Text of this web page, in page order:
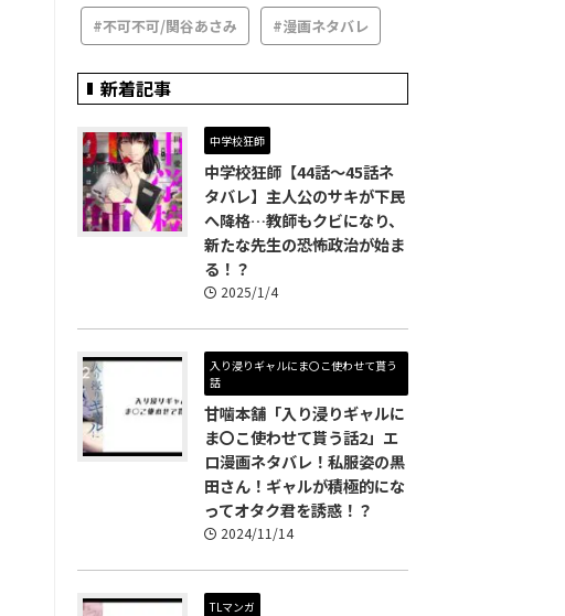
#不可不可/関谷あさみ #漫画ネタバレ
新着記事
中学校狂師
中学校狂師【44話～45話ネ
タバレ】主人公のサキが下民
へ降格…教師もクビになり、
新たな先生の恐怖政治が始ま
る！？
2025/1/4
入り浸りギャルにま〇こ使わせて貰う
話
甘噛本舗「入り浸りギャルに
ま〇こ使わせて貰う話2」エ
ロ漫画ネタバレ！私服姿の黒
田さん！ギャルが積極的にな
ってオタク君を誘惑！？
2024/11/14
TLマンガ